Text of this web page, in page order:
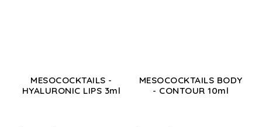
MESOCOCKTAILS -
HYALURONIC LIPS 3ml
MESOCOCKTAILS BODY
- CONTOUR 10ml